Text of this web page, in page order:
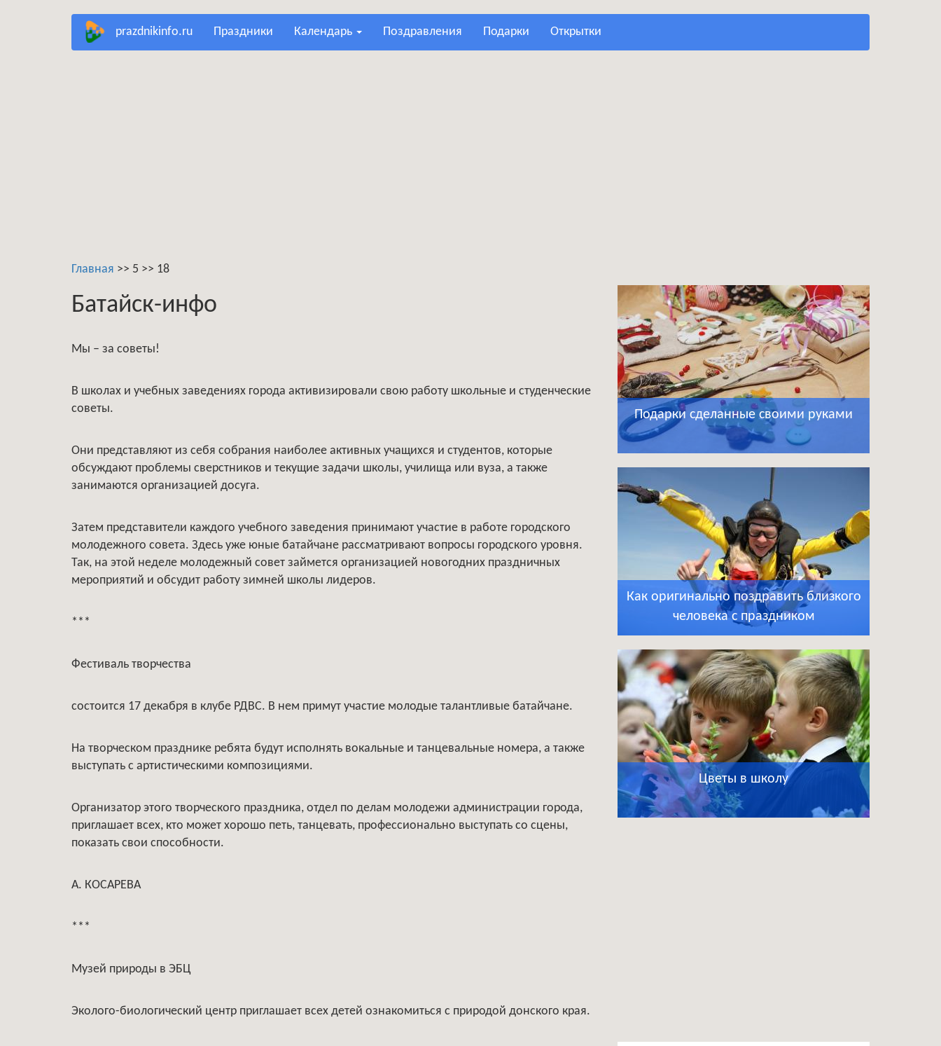
prazdnikinfo.ru праздники календарь поздравления подарки открытки
Главная >> 5 >> 18
Батайск-инфо
Мы – за советы!
В школах и учебных заведениях города активизировали свою работу школьные и студенческие
советы.
Они представляют из себя собрания наиболее активных учащихся и студентов, которые
обсуждают проблемы сверстников и текущие задачи школы, училища или вуза, а также
занимаются организацией досуга.
Затем представители каждого учебного заведения принимают участие в работе городского
молодежного совета. Здесь уже юные батайчане рассматривают вопросы городского уровня.
Так, на этой неделе молодежный совет займется организацией новогодних праздничных
мероприятий и обсудит работу зимней школы лидеров.
***
Фестиваль творчества
состоится 17 декабря в клубе РДВС. В нем примут участие молодые талантливые батайчане.
На творческом празднике ребята будут исполнять вокальные и танцевальные номера, а также
выступать с артистическими композициями.
Организатор этого творческого праздника, отдел по делам молодежи администрации города,
приглашает всех, кто может хорошо петь, танцевать, профессионально выступать со сцены,
показать свои способности.
А. КОСАРЕВА
***
Музей природы в ЭБЦ
Эколого-биологический центр приглашает всех детей ознакомиться с природой донского края.
Подарки сделанные своими руками
Как оригинально поздравить близкого
человека с праздником
Цветы в школу